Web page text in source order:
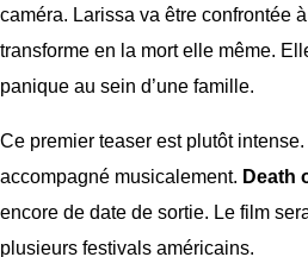
caméra. Larissa va être confrontée
transforme en la mort elle même.
panique au sein d’une famille.
Ce premier teaser est plutôt
accompagné musicalement. Death
encore de date de sortie. Le film
plusieurs festivals américains.